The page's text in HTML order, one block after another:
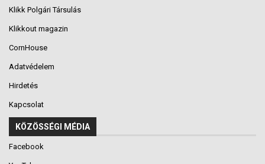
Klikk Polgári Társulás
Klikkout magazin
CornHouse
Adatvédelem
Hirdetés
Kapcsolat
KÖZÖSSÉGI MÉDIA
Facebook